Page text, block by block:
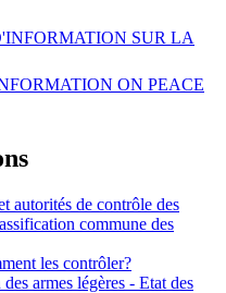
SUR LA
ON PEACE
autorités de contrôle des
commune des
les contrôler?
armes légères - Etat des